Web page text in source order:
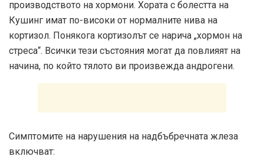
производството на хормони. Хората с болестта на
Кушинг имат по-високи от нормалните нива на
кортизол. Понякога кортизолът се нарича „хормон на
стреса“. Всички тези състояния могат да повлияят на
начина, по който тялото ви произвежда андрогени.
Симптомите на нарушения на надбъбречната жлеза
включват: